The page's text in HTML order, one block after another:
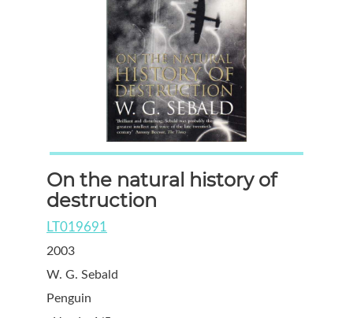
On the natural history of
destruction
LT019691
2003
W. G. Sebald
Penguin